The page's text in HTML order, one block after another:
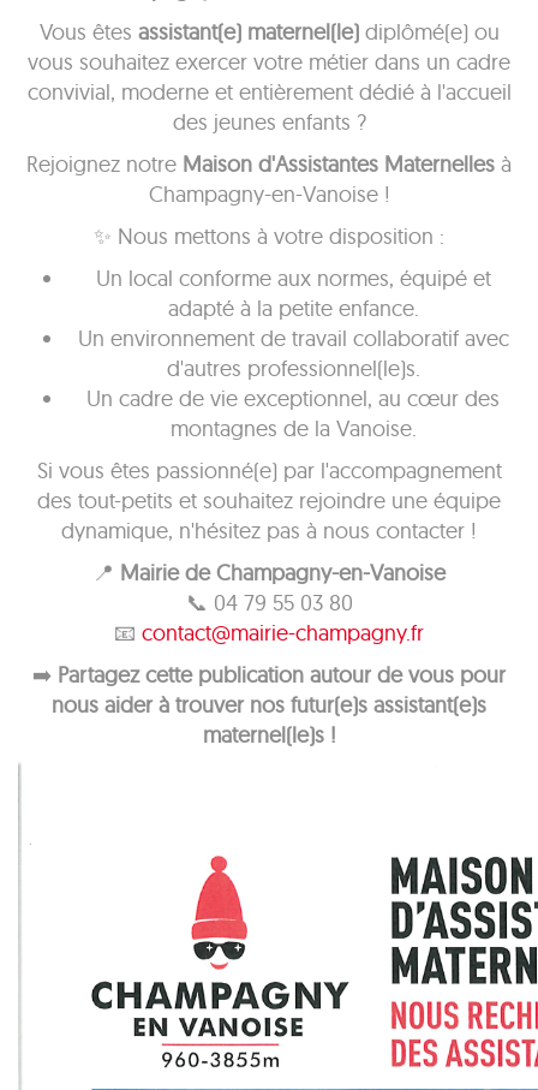
Vous êtes assistant(e) maternel(le)diplômé(e) ou
vous souhaitez exercer votre métier dans un cadre
convivial, moderne et entièrement dédié à l'accueil
des jeunes enfants ?
Rejoignez notre Maison d'Assistantes Maternelles à
Champagny-en-Vanoise !
✨ Nous mettons à votre disposition :
Un local conforme aux normes, équipé et
adapté à la petite enfance.
Un environnement de travail collaboratif avec
d'autres professionnel(le)s.
Un cadre de vie exceptionnel, au cœur des
montagnes de la Vanoise.
Si vous êtes passionné(e) par l'accompagnement
des tout-petits et souhaitez rejoindre une équipe
dynamique, n'hésitez pas à nous contacter !
📍 Mairie de Champagny-en-Vanoise
📞 04 79 55 03 80
📧 contact@mairie-champagny.fr
➡️ Partagez cette publication autour de vous pour
nous aider à trouver nos futur(e)s assistant(e)s
maternel(le)s !